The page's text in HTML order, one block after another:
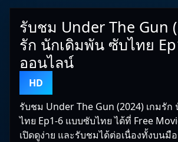
รับชม Under The Gun
รัก นักเดิมพัน ซับไทย
ออนไลน์
HD
รับชม Under The Gun (2024) เกมรั
ไทย Ep1-6 แบบซับไทย ได้ที่ Free
เปิดดูง่าย และรับชมได้ต่อเนื่องทั้งบนมื